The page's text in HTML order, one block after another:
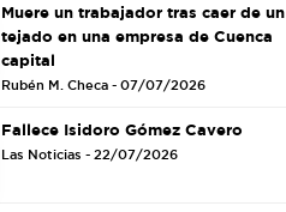
Muere un trabajador tras caer de un
tejado en una empresa de Cuenca
capital
Rubén M. Checa - 07/07/2026
Fallece Isidoro Gómez Cavero
Las Noticias - 22/07/2026